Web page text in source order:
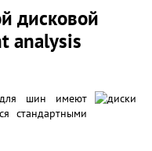
дисковой
analysis
для шин имеют
стандартными